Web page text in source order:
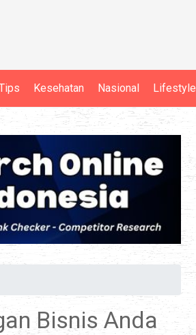
Kesehatan Nasional Lifestyle
Bisnis Anda